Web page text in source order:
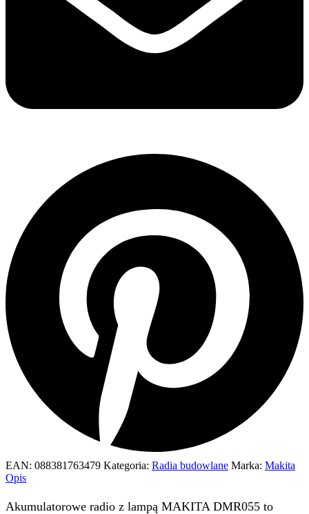
EAN: 088381763479 Kategoria: Radia budowlane Marka: Makita
Opis
Akumulatorowe radio z lampą MAKITA DMR055 to